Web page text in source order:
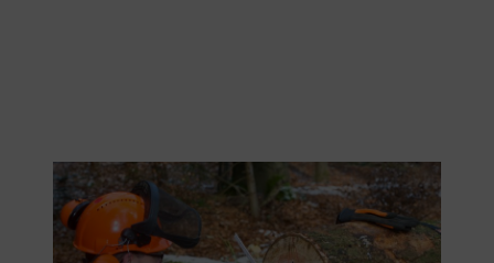
Przed przystąpieniem do rzeźbienia narysuj kształt.